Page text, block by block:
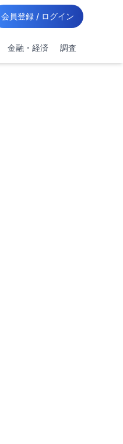
会員登録 / ログイン
金融・経済 調査